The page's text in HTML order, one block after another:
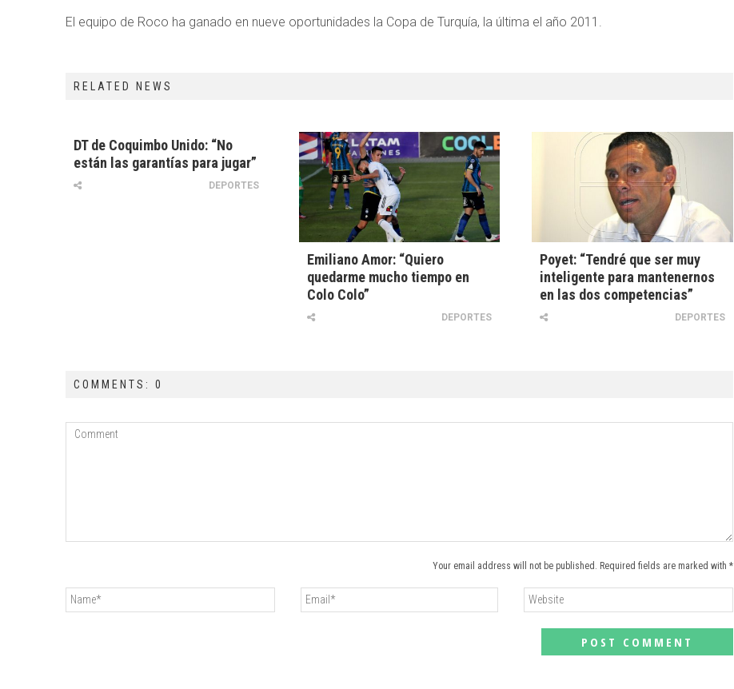
El equipo de Roco ha ganado en nueve oportunidades la Copa de Turquía, la última el año 2011.
RELATED NEWS
DT de Coquimbo Unido: “No
están las garantías para jugar”
DEPORTES
Emiliano Amor: “Quiero
quedarme mucho tiempo en
Colo Colo”
DEPORTES
Poyet: “Tendré que ser muy
inteligente para mantenernos
en las dos competencias”
DEPORTES
COMMENTS: 0
Your email address will not be published. Required fields are marked with *